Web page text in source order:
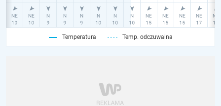
Temperatura Temp. odczuwalna